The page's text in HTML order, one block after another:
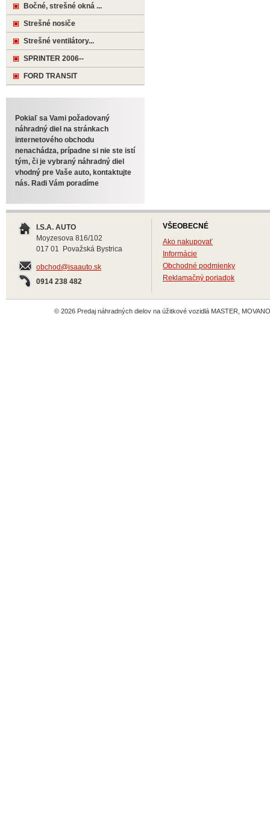
Bočné, strešné okná ...
Strešné nosiče
Strešné ventilátory...
SPRINTER 2006--
FORD TRANSIT
Pokiaľ sa Vami požadovaný
náhradný diel na stránkach
internetového obchodu
nenachádza, prípadne si nie ste istí
tým, či je vybraný náhradný diel
vhodný pre Vaše auto, kontaktujte
nás. Radi Vám poradíme
I.S.A. AUTO
Moyzesova 816/102
017 01 Považská Bystrica
obchod@isaauto.sk
0914 238 482
VŠEOBECNÉ
Ako nakupovať
Informácie
Obchodné podmienky
Reklamačný poriadok
© 2026 Predaj náhradných dielov na úžitkové vozidlá MASTER,